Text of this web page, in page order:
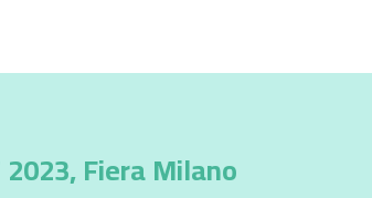
2023, Fiera Milano